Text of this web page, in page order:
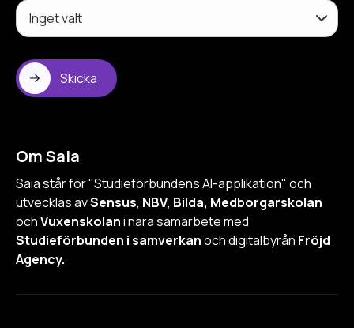
Om Saia
Saia står för "Studieförbundens AI-applikation" och
utvecklas avSensus, NBV, Bilda, Medborgarskolan
ochVuxenskolani nära samarbete med
Studieförbunden i samverkanoch digitalbyrån Fröjd
Agency.
Skicka